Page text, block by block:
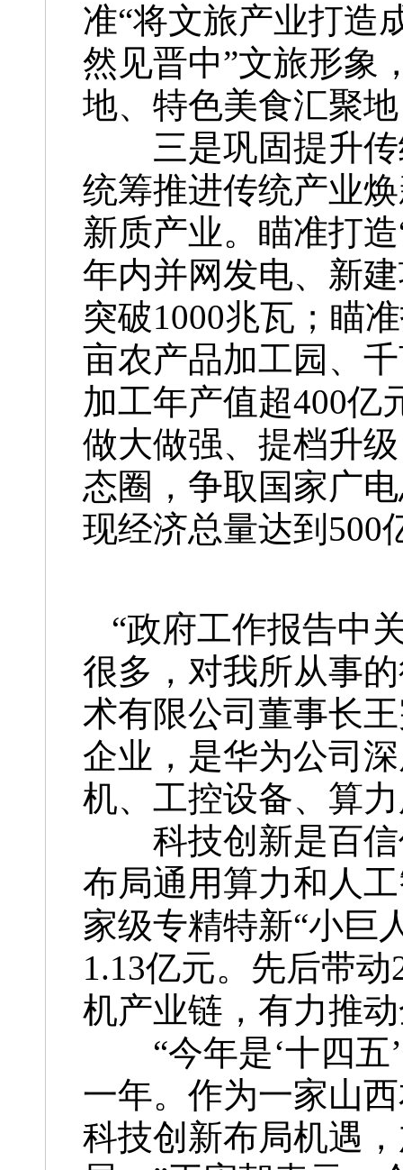
准“将文旅产业打造
然见晋中”文旅形象
地、特色美食汇聚
三是巩固提升传
统筹推进传统产业
新质产业。瞄准打
年内并网发电、新
突破1000兆瓦；瞄
亩农产品加工园、
加工年产值超400亿
做大做强、提档升
态圈，争取国家广
现经济总量达到500
“政府工作报告中
很多，对我所从事
术有限公司董事长
企业，是华为公司
机、工控设备、算
科技创新是百信
布局通用算力和人
家级专精特新“小巨
1.13亿元。先后带
机产业链，有力推
“今年是‘十四五’
一年。作为一家山
科技创新布局机遇